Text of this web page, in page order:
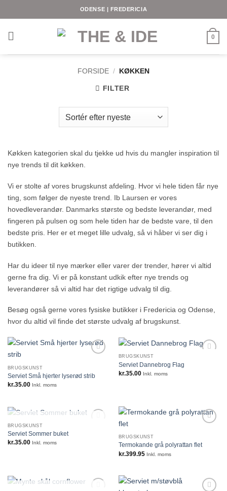
ODENSE | FREDERICIA
0
FORSIDE / KØKKEN
FILTER
Køkken kategorien skal du tjekke ud hvis du mangler inspiration til
nye trends til dit køkken.
Vi er stolte af vores brugskunst afdeling. Hvor vi hele tiden får nye
ting, som følger de nyeste trend. Ib Laursen er vores
hovedleverandør. Danmarks største og bedste leverandør, med
fingeren på pulsen og som hele tiden har de bedste vare, til den
bedste pris. Her er et meget lille udvalg, så vi håber vi ser dig i
butikken.
Har du ideer til nye mærker eller varer der trender, hører vi altid
gerne fra dig. Vi er på konstant udkik efter nye trends og
leverandører så vi altid har det rigtige udvalg til dig.
Besøg også gerne vores fysiske butikker i Fredericia og Odense,
hvor du altid vil finde det største udvalg af brugskunst.
BRUGSKUNST
Serviet Små hjerter lyserød strib
kr.35.00 Inkl. moms
BRUGSKUNST
Serviet Dannebrog Flag
kr.35.00 Inkl. moms
IKKE PÅ LAGER
BRUGSKUNST
Serviet Sommer buket
kr.35.00 Inkl. moms
BRUGSKUNST
Termokande grå polyrattan flet
kr.399.95 Inkl. moms